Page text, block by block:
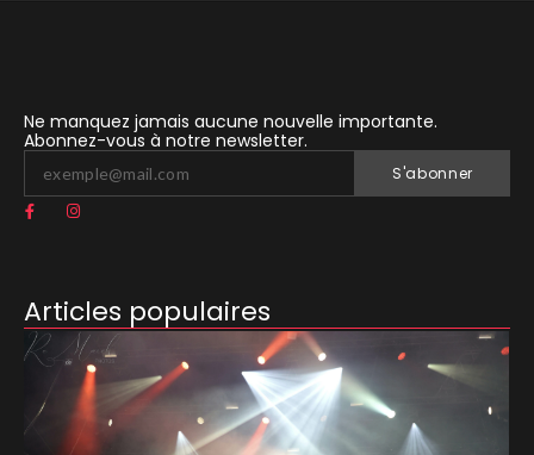
Ne manquez jamais aucune nouvelle importante.
Abonnez-vous à notre newsletter.
S'abonner
Articles populaires